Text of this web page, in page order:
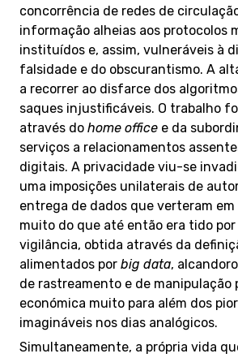
concorrência de redes de
informação alheias aos protocolos
instituídos e, assim, vulneráveis à
falsidade e do obscurantismo. A
a recorrer ao disfarce dos
saques injustificáveis. O trabalho
através do home office e da
serviços a relacionamentos
digitais. A privacidade viu-se
uma imposições unilaterais de
entrega de dados que verteram
muito do que até então era tido por
vigilância, obtida através da
alimentados por big data,
de rastreamento e de manipulação
económica muito para além dos
imagináveis nos dias analógicos.
Simultaneamente, a própria vida